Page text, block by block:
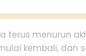
terus menurun
kembali, dan